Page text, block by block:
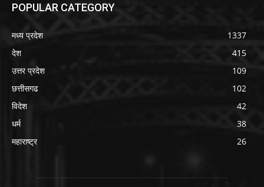
POPULAR CATEGORY
मध्य प्रदेश
1337
देश
415
उत्तर प्रदेश
109
छत्तीसगढ
102
विदेश
42
धर्म
38
महाराष्ट्र
26